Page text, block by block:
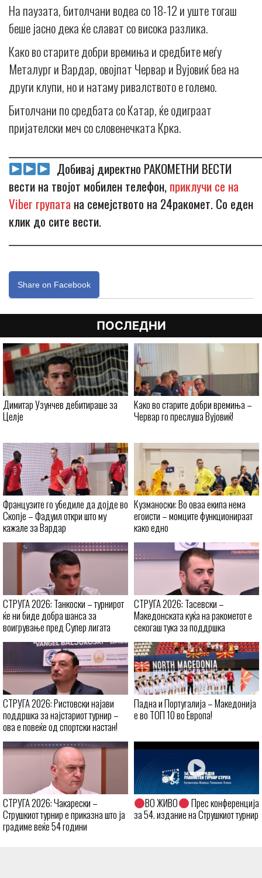
На паузата, битолчани водеа со 18-12 и уште тогаш
беше јасно дека ќе слават со висока разлика.
Како во старите добри времиња и средбите меѓу
Металург и Вардар, овојпат Червар и Вујовиќ беа на
други клупи, но и натаму ривалството е големо.
Битолчани по средбата со Катар, ќе одиграат
пријателски меч со словенечката Крка.
Добивај директно РАКОМЕТНИ ВЕСТИ
вести на твојот мобилен телефон,приклучи се на
Viber групата на семејството на 24ракомет. Со еден
клик до сите вести.
Share on Facebook
ПОСЛЕДНИ
Димитар Узунчев дебитираше за
Целје
Kaко во старите добри времиња –
Червар го преслуша Вујовиќ!
Французите го убедиле да дојде во
Скопје – Фадуил откри што му
кажале за Вардар
Кузманоски: Во оваа екипа нема
егоисти – момците функционираат
како едно
СТРУГА 2026: Танкоски – турнирот
ќе ни биде добра шанса за
воигрување пред Супер лигата
СТРУГА 2026: Тасевски –
Македонската куќа на ракометот е
секогаш тука за поддршка
СТРУГА 2026: Ристовски најави
поддршка за најстариот турнир –
ова е повеќе од спортски настан!
Падна и Португалија – Македонија
е во ТОП 10 во Европа!
СТРУГА 2026: Чакарески –
Струшкиот турнир е приказна што ја
градиме веќе 54 години
ВО ЖИВО
Прес конференција
за 54. издание на Струшкиот турнир